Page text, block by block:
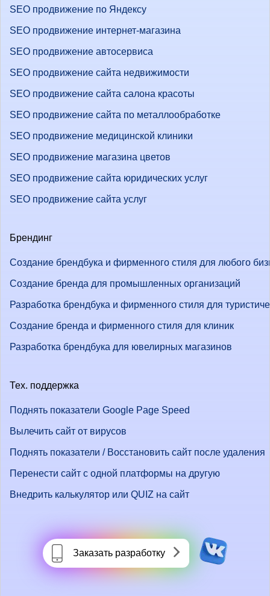
SEO продвижение по Яндексу
SEO продвижение интернет-магазина
SEO продвижение автосервиса
SEO продвижение сайта недвижимости
SEO продвижение сайта салона красоты
SEO продвижение сайта по металлообработке
SEO продвижение медицинской клиники
SEO продвижение магазина цветов
SEO продвижение сайта юридических услуг
SEO продвижение сайта услуг
Брендинг
Создание брендбука и фирменного стиля для любого
Создание бренда для промышленных организаций
Разработка брендбука и фирменного стиля для
Создание бренда и фирменного стиля для клиник
Разработка брендбука для ювелирных магазинов
Тех. поддержка
Поднять показатели Google Page Speed
Вылечить сайт от вирусов
Поднять показатели / Восстановить сайт после удаления
Перенести сайт с одной платформы на другую
Внедрить калькулятор или QUIZ на сайт
Заказать разработку